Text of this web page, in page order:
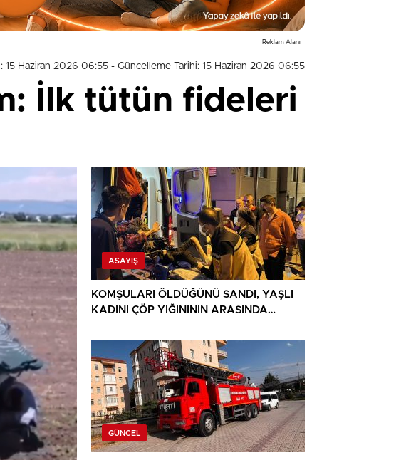
Reklam Alanı
15 Haziran 2026 06:55 - Güncelleme Tarihi: 15 Haziran 2026 06:55
İlk tütün fideleri
ASAYIŞ
KOMŞULARI ÖLDÜĞÜNÜ SANDI, YAŞLI
KADINI ÇÖP YIĞINININ ARASINDA
GÜNCEL